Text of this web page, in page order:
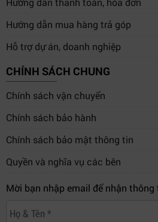
Hướng dẫn mua hàng trả góp
Hỗ trợ dự án, doanh nghiệp
CHÍNH SÁCH CHUNG
Chính sách vận chuyển
Chính sách bảo hành
Chính sách bảo mật thông tin
Quyền và nghĩa vụ các bên
Mời bạn nhập email để nhận thông